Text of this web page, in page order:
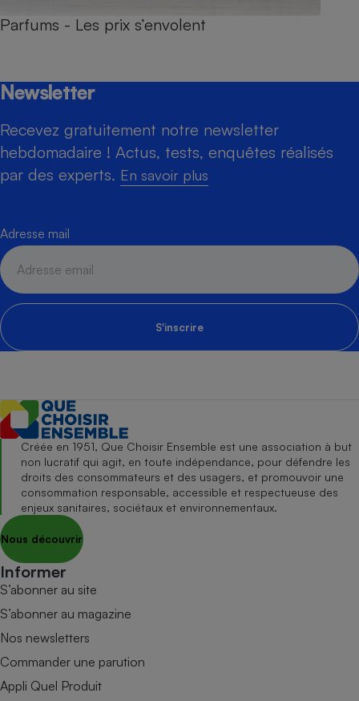
Parfums - Les prix s’envolent
Newsletter
Recevez gratuitement notre newsletter
hebdomadaire ! Actus, tests, enquêtes réalisés
par des experts. En savoir plus
Adresse mail
S'inscrire
Créée en 1951, Que Choisir Ensemble est une association à but
non lucratif qui agit, en toute indépendance, pour défendre les
droits des consommateurs et des usagers, et promouvoir une
consommation responsable, accessible et respectueuse des
enjeux sanitaires, sociétaux et environnementaux.
Nous découvrir
Informer
S’abonner au site
S’abonner au magazine
Nos newsletters
Commander une parution
Appli Quel Produit